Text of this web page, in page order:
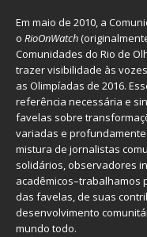
Em maio de 2010, a
o RioOnWatch
Comunidades do Rio de
trazer visibilidade às
as Olimpíadas de 2016.
referência necessária e
favelas sobre
variadas e
mistura de jornalistas
solidários, observadores
acadêmicos–trabalhamos
das favelas, de suas
desenvolvimento
mundo todo.